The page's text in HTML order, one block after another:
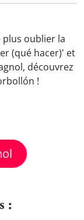
oublier la
(qué hacer)' et
découvrez
!
: